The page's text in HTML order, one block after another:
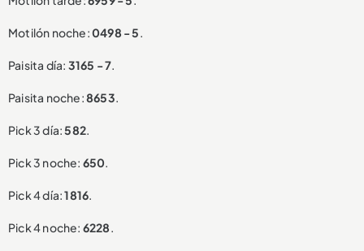
Motilón noche:0498 - 5.
Paisita día: 3165 - 7.
Paisita noche:8653.
Pick 3 día:582.
Pick 3 noche: 650.
Pick 4 día:1816.
Pick 4 noche: 6228.